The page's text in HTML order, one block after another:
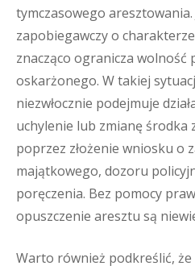
tymczasowego
zapobiegawczy o
znacząco ogranicza wolność
oskarżonego. W takiej
niezwłocznie podejmuje
uchylenie lub zmianę środka
poprzez złożenie wniosku o
majątkowego, dozoru
poręczenia. Bez pomocy
opuszczenie aresztu są
Warto również podkreślić,